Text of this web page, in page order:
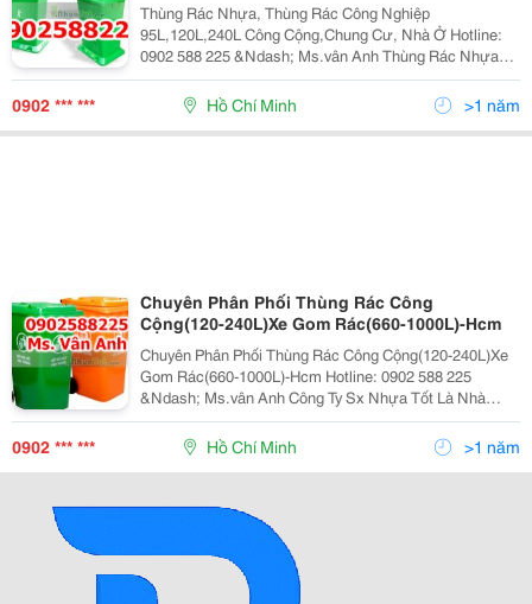
Thùng Rác Nhựa, Thùng Rác Công Nghiệp
95L,120L,240L Công Cộng,Chung Cư, Nhà Ở Hotline:
0902 588 225 &Ndash; Ms.vân Anh Thùng Rác Nhựa
Hdpe 95 Lit - Đáy 405 X 300 Mm. - Miệng: 540 X 430
Mm. - Cao: 946 Mm. - Dung Tích: 95 Lít. Thùng R
0902 *** *** Hồ Chí Minh >1 năm
Chuyên Phân Phối Thùng Rác Công
Cộng(120-240L)Xe Gom Rác(660-1000L)-Hcm
Chuyên Phân Phối Thùng Rác Công Cộng(120-240L)Xe
Gom Rác(660-1000L)-Hcm Hotline: 0902 588 225
&Ndash; Ms.vân Anh Công Ty Sx Nhựa Tốt Là Nhà
Cung Cấp Chuyên Nghiệp Các Sản Phẩm Nhựa Như:
Thùng Rác Công Cộng , Can Nhựa Mới , Can Nhựa Cũ
Làm Bè ,
0902 *** *** Hồ Chí Minh >1 năm